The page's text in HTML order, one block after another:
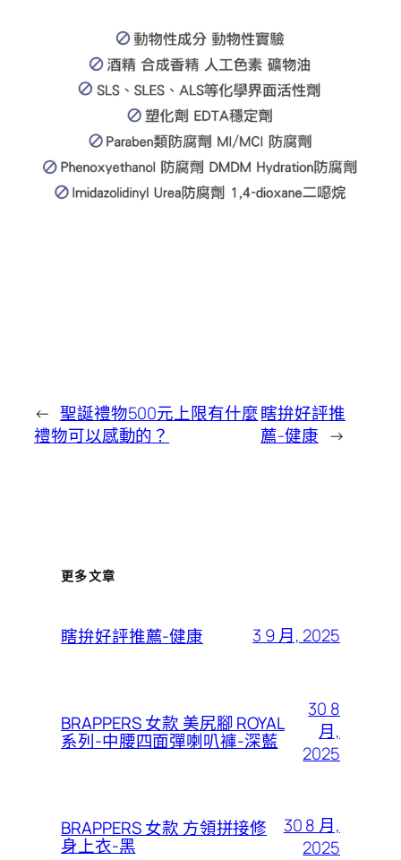
← 聖誕禮物500元上限有什麼
禮物可以感動的？
瞎拚好評推
薦-健康 →
更多文章
瞎拚好評推薦-健康 3 9 月, 2025
BRAPPERS 女款 美尻腳 ROYAL
系列-中腰四面彈喇叭褲-深藍
30 8
月,
2025
BRAPPERS 女款 方領拼接修
身上衣-黑
30 8 月,
2025